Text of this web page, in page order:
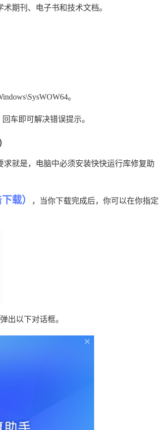
期刊、电子书和技术文档。
。
车即可解决错误提示。
就是，电脑中必须安装快快运行库修复助
载）
，当你下载完成后，你可以在你指定
出以下对话框。